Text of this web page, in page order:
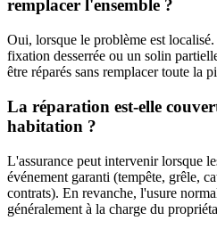
remplacer l'ensemble ?
Oui, lorsque le problème est
fixation desserrée ou un solin
être réparés sans remplacer toute la
La réparation est-elle
habitation ?
L'assurance peut intervenir lorsque
événement garanti (tempête, grêle,
contrats). En revanche, l'usure
généralement à la charge du